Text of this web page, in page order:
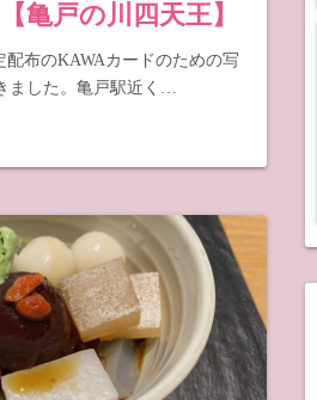
亀戸の川四天王】
布のKAWAカードのための写
ました。亀戸駅近く…